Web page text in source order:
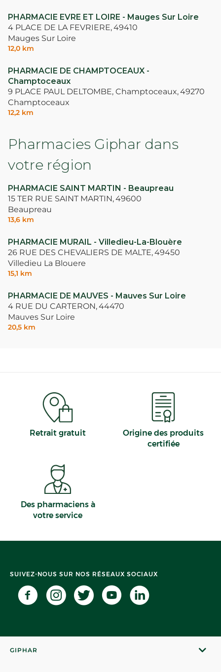
PHARMACIE EVRE ET LOIRE - Mauges Sur Loire
4 PLACE DE LA FEVRIERE,49410
Mauges Sur Loire
12,0 km
PHARMACIE DE CHAMPTOCEAUX -
Champtoceaux
9 PLACE PAUL DELTOMBE, Champtoceaux,49270
Champtoceaux
12,2 km
Pharmacies Giphar dans
votre région
PHARMACIE SAINT MARTIN - Beaupreau
15 TER RUE SAINT MARTIN,49600
Beaupreau
13,6 km
PHARMACIE MURAIL - Villedieu-La-Blouère
26 RUE DES CHEVALIERS DE MALTE,49450
Villedieu La Blouere
15,1 km
PHARMACIE DE MAUVES - Mauves Sur Loire
4 RUE DU CARTERON,44470
Mauves Sur Loire
20,5 km
Retrait gratuit
Origine des produits
certifiée
Des pharmaciens à
votre service
SUIVEZ-NOUS SUR NOS RÉSEAUX SOCIAUX
GIPHAR